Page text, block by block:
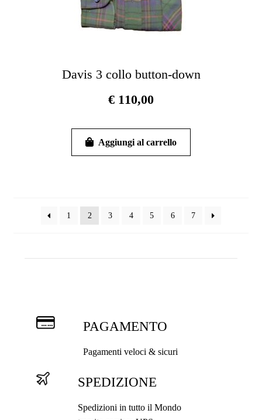
Davis 3 collo button-down
€ 110,00
Aggiungi al carrello
ha
opzioni
scelte
1 2 3 4 5 6 7
PAGAMENTO
Pagamenti veloci & sicuri
SPEDIZIONE
Spedizioni in tutto il Mondo